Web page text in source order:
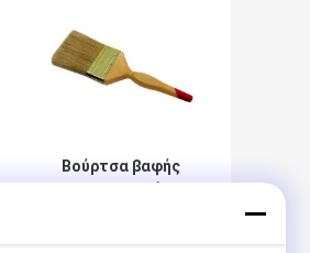
Βούρτσα βαφής